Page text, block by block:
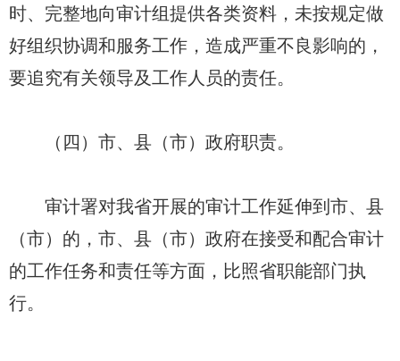
时、完整地向审计组提供各类资料，未按规定做
好组织协调和服务工作，造成严重不良影响的，
要追究有关领导及工作人员的责任。
（四）市、县（市）政府职责。
审计署对我省开展的审计工作延伸到市、县
（市）的，市、县（市）政府在接受和配合审计
的工作任务和责任等方面，比照省职能部门执
行。